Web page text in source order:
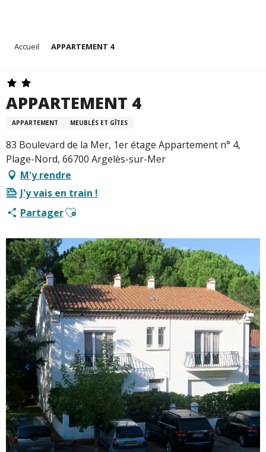
principal
Accueil APPARTEMENT 4
APPARTEMENT 4
APPARTEMENT MEUBLÉS ET GÎTES
83 Boulevard de la Mer, 1er étage Appartement n° 4,
Plage-Nord, 66700 Argelès-sur-Mer
M'y rendre
J'y vais en train !
PartagerAjouter aux favoris